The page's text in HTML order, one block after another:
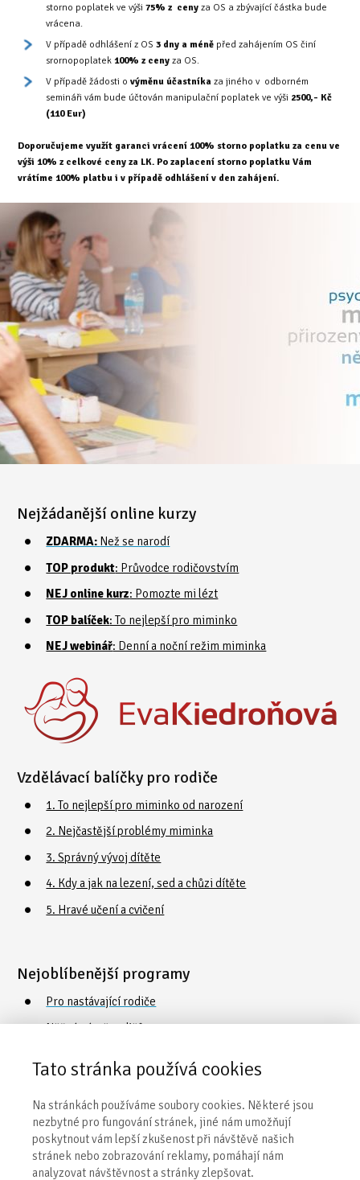
storno poplatek ve výši75% z ceny za OS a zbývající částka bude
vrácena.
V případě odhlášení z OS3 dny a méně před zahájením OS činí
srornopoplatek100% z ceny za OS.
V případě žádosti o výměnu účastníka za jiného v odborném
semináři vám bude účtován manipulační poplatek ve výši 2500,- Kč
(110 Eur)
Doporučujeme využít garanci vrácení 100% storno poplatku za cenu ve
výši 10% z celkové ceny za LK. Po zaplacení storno poplatku Vám
vrátíme 100% platbu i v případě odhlášení v den zahájení.
Nejžádanější online kurzy
ZDARMA: Než se narodí
TOP produkt: Průvodce rodičovstvím
NEJ online kurz: Pomozte mi lézt
TOP balíček: To nejlepší pro miminko
NEJ webinář: Denní a noční režim miminka
Vzdělávací balíčky pro rodiče
1. To nejlepší pro miminko od narození
2. Nejčastější problémy miminka
3. Správný vývoj dítěte
4. Kdy a jak na lezení, sed a chůzi dítěte
5. Hravé učení a cvičení
Nejoblíbenější programy
Pro nastávající rodiče
Něžná náruč rodičů
Poradna o vývoji a péči
Vaničkování
Obecné informace
Tato stránka používá cookies
Na stránkách používáme soubory cookies. Některé jsou
nezbytné pro fungování stránek, jiné nám umožňují
poskytnout vám lepší zkušenost při návštěvě našich
stránek nebo zobrazování reklamy, pomáhají nám
analyzovat návštěvnost a stránky zlepšovat.